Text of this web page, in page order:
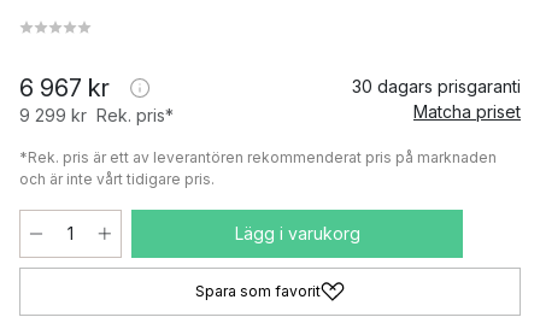
6 967 kr
9 299 kr Rek. pris*
30 dagars prisgaranti
Matcha priset
*Rek. pris är ett av leverantören rekommenderat pris på marknaden
och är inte vårt tidigare pris.
Lägg i varukorg
Spara som favorit